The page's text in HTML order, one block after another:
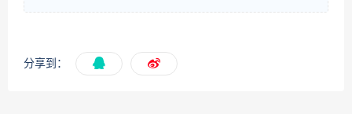
分享到：